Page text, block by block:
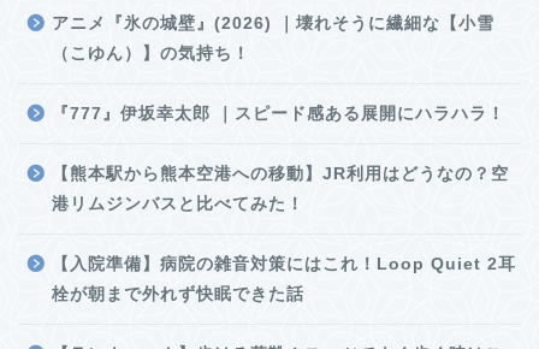
アニメ『氷の城壁』(2026) ｜壊れそうに繊細な【小雪
（こゆん）】の気持ち！
『777』伊坂幸太郎 ｜スピード感ある展開にハラハラ！
【熊本駅から熊本空港への移動】JR利用はどうなの？空
港リムジンバスと比べてみた！
【入院準備】病院の雑音対策にはこれ！Loop Quiet 2耳
栓が朝まで外れず快眠できた話